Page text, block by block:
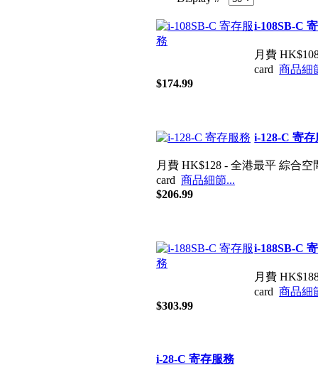
i-108SB-C
月費
card商品細
$174.99
i-128-C 寄
月費 HK$128 - 全港最平 綜合空
card 商品細節...
$206.99
i-188SB-C
月費
card商品細
$303.99